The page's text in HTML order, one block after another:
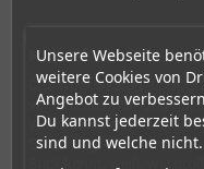
Unsere Webseite
weitere Cookies von
Angebot zu
Du kannst jederzeit
sind und welche nicht.
Hall-Effect-Stick –
Das wohl wichtigste
verschleißenden Original-
verschleißfestem
Steuerung – auch nach
Stick kennt, weiß, wie